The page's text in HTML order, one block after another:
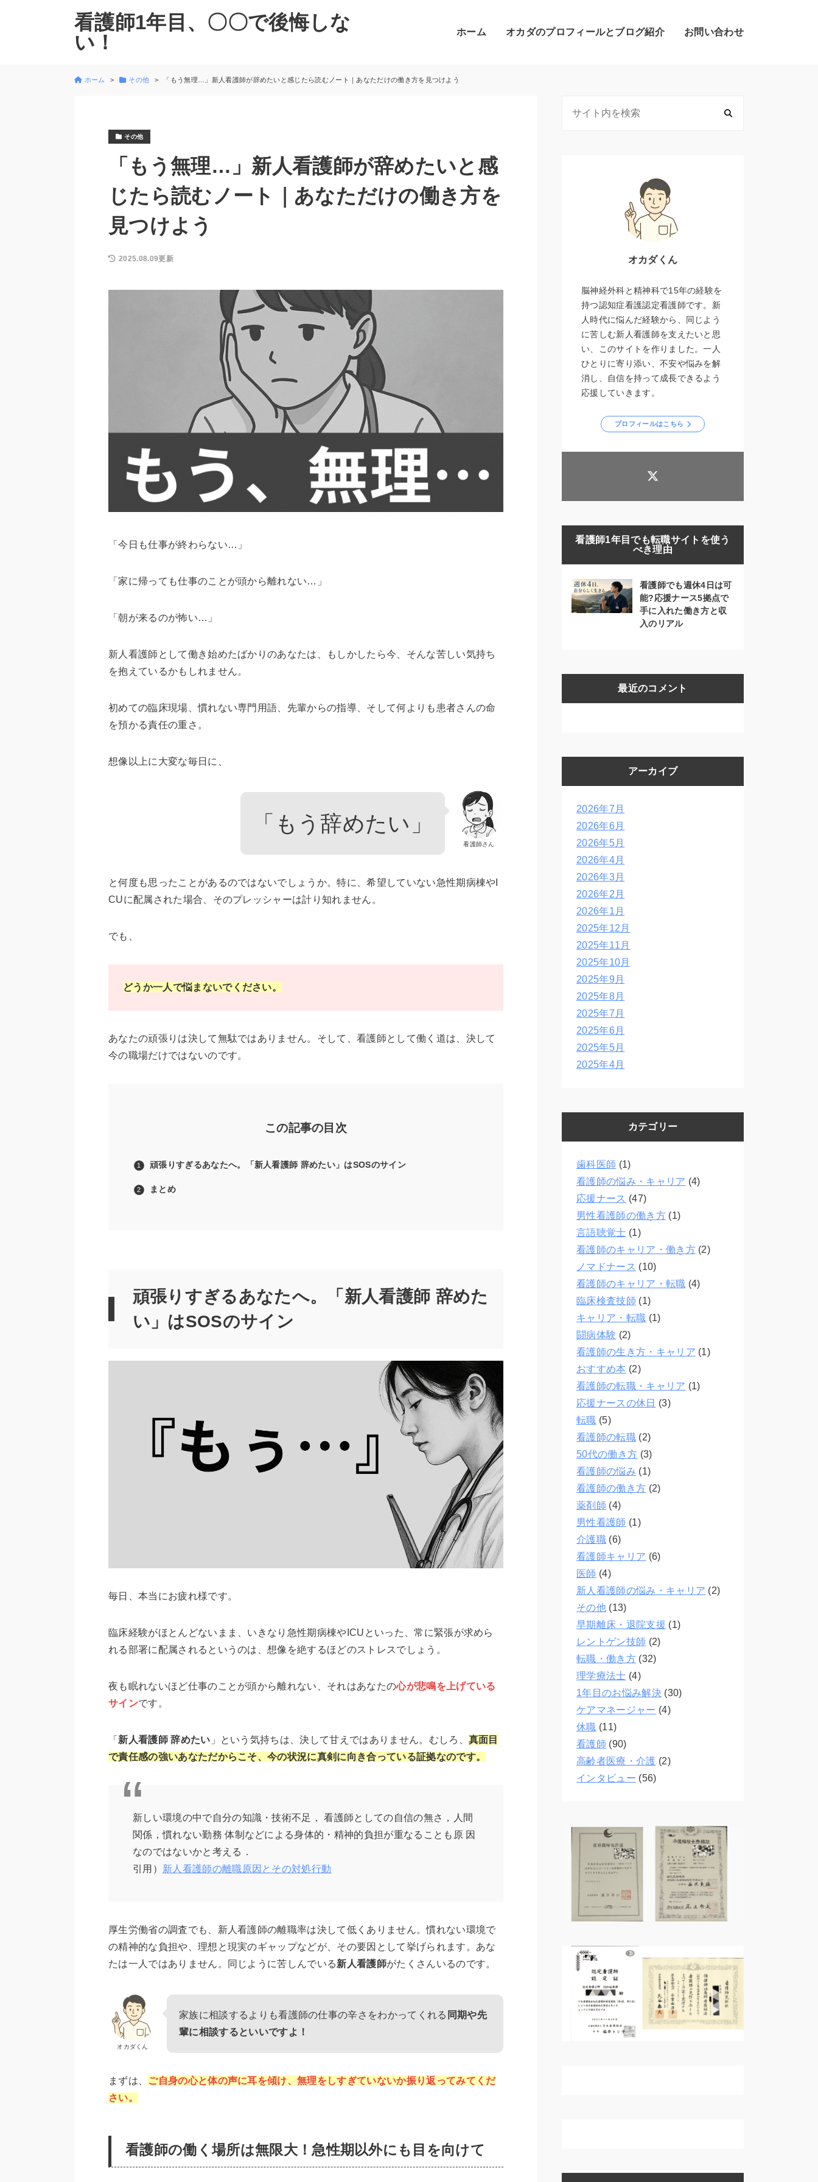
看護師1年目、〇〇で後悔しな
い！
ホーム オカダのプロフィールとブログ紹介 お問い合わせ
ホーム その他 「もう無理…」新人看護師が辞めたいと感じたら読むノート｜あなただけの働き方を見つけよう
その他
「もう無理…」新人看護師が辞めたいと感
じたら読むノート｜あなただけの働き方を
見つけよう
2025.08.09更新
「今日も仕事が終わらない…」
「家に帰っても仕事のことが頭から離れない…」
「朝が来るのが怖い…」
新人看護師として働き始めたばかりのあなたは、もしかしたら今、そんな苦しい気持ち
を抱えているかもしれません。
初めての臨床現場、慣れない専門用語、先輩からの指導、そして何よりも患者さんの命
を預かる責任の重さ。
想像以上に大変な毎日に、
看護師さん
「もう辞めたい」
と何度も思ったことがあるのではないでしょうか。特に、希望していない急性期病棟やI
CUに配属された場合、そのプレッシャーは計り知れません。
でも、
どうか一人で悩まないでください。
あなたの頑張りは決して無駄ではありません。そして、看護師として働く道は、決して
今の職場だけではないのです。
この記事の目次
頑張りすぎるあなたへ。「新人看護師 辞めたい」はSOSのサイン
まとめ
頑張りすぎるあなたへ。「新人看護師 辞めた
い」はSOSのサイン
毎日、本当にお疲れ様です。
臨床経験がほとんどないまま、いきなり急性期病棟やICUといった、常に緊張が求めら
れる部署に配属されるというのは、想像を絶するほどのストレスでしょう。
夜も眠れないほど仕事のことが頭から離れない、それはあなたの心が悲鳴を上げている
サインです。
「 新人看護師 辞めたい 」という気持ちは、決して甘えではありません。むしろ、 真面目
で責任感の強いあなただからこそ、今の状況に真剣に向き合っている証拠なのです。
新しい環境の中で自分の知識・技術不足， 看護師としての自信の無さ，人間
関係，慣れない勤務 体制などによる身体的・精神的負担が重なることも原 因
なのではないかと考える．
引用） 新人看護師の離職原因とその対処行動
厚生労働省の調査でも、新人看護師の離職率は決して低くありません。慣れない環境で
の精神的な負担や、理想と現実のギャップなどが、その要因として挙げられます。あな
たは一人ではありません。同じように苦しんでいる新人看護師がたくさんいるのです。
オカダくん
家族に相談するよりも看護師の仕事の辛さをわかってくれる 同期や先
輩に相談するといいですよ！
まずは、
ご自身の心と体の声に耳を傾け、無理をしすぎていないか振り返ってみてくだ
さい。
看護師の働く場所は無限大！急性期以外にも目を向けて
オカダくん
脳神経外科と精神科で15年の経験を
持つ認知症看護認定看護師です。新
人時代に悩んだ経験から、同じよう
に苦しむ新人看護師を支えたいと思
い、このサイトを作りました。一人
ひとりに寄り添い、不安や悩みを解
消し、自信を持って成長できるよう
応援していきます。
プロフィールはこちら
看護師1年目でも転職サイトを使う
べき理由
看護師でも週休4日は可
能?応援ナース5拠点で
手に入れた働き方と収
入のリアル
最近のコメント
アーカイブ
2026年7月
2026年6月
2026年5月
2026年4月
2026年3月
2026年2月
2026年1月
2025年12月
2025年11月
2025年10月
2025年9月
2025年8月
2025年7月
2025年6月
2025年5月
2025年4月
カテゴリー
歯科医師 (1)
看護師の悩み・キャリア (4)
応援ナース (47)
男性看護師の働き方(1)
言語聴覚士 (1)
看護師のキャリア・働き方(2)
ノマドナース (10)
看護師のキャリア・転職 (4)
臨床検査技師 (1)
キャリア・転職 (1)
闘病体験 (2)
看護師の生き方・キャリア (1)
おすすめ本 (2)
看護師の転職・キャリア (1)
応援ナースの休日 (3)
転職 (5)
看護師の転職(2)
50代の働き方 (3)
看護師の悩み (1)
看護師の働き方 (2)
薬剤師 (4)
男性看護師 (1)
介護職(6)
看護師キャリア (6)
医師 (4)
新人看護師の悩み・キャリア (2)
その他(13)
早期離床・退院支援 (1)
レントゲン技師 (2)
転職・働き方(32)
理学療法士 (4)
1年目のお悩み解決(30)
ケアマネージャー (4)
休職 (11)
看護師 (90)
高齢者医療・介護 (2)
インタビュー (56)